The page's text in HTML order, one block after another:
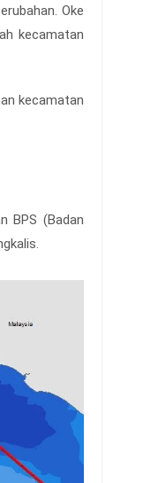
Oke
kecamatan
kecamatan
BPS (Badan